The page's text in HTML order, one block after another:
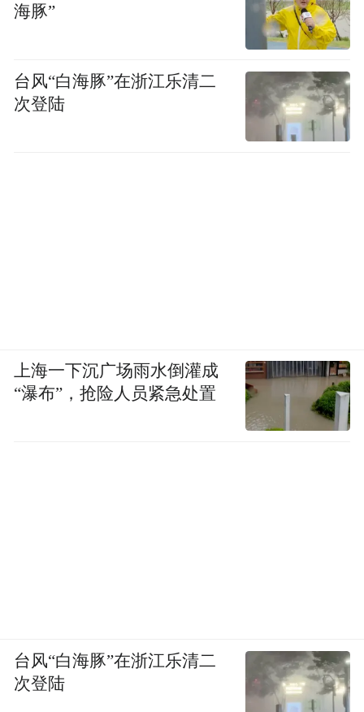
机械化旅对库比扬斯克发动了10多次进攻均
被俄军击退。随后，俄军沿佩尔绍特拉夫涅
夫、亚吉德涅和泰尔内村向西南方向推进。
10月24日，俄军对辛基夫卡和伊万尼夫卡发
动多次进攻均未取得进展。10月26日，乌军
海豚”
台风“白海豚”在浙江乐清二
次登陆
上海一下沉广场雨水倒灌成
“瀑布”，抢险人员紧急处置
台风“白海豚”在浙江乐清二
次登陆